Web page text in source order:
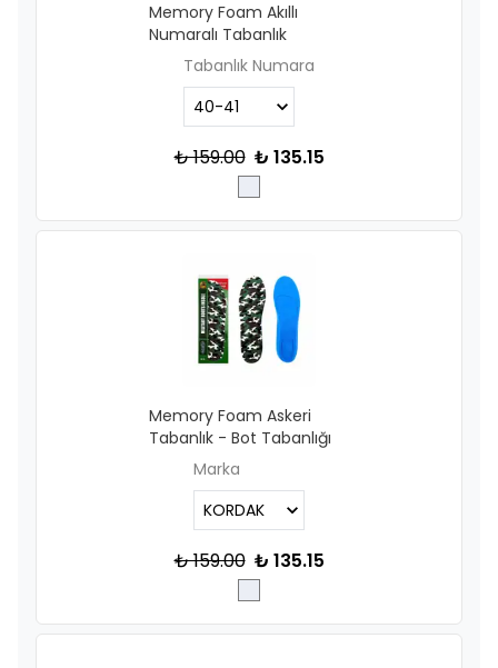
Memory Foam Akıllı
Numaralı Tabanlık
Tabanlık Numara
₺ 159.00 ₺ 135.15
Memory Foam Askeri
Tabanlık - Bot Tabanlığı
Marka
₺ 159.00 ₺ 135.15